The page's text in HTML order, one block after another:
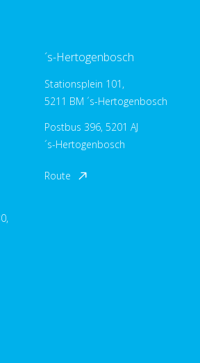
´s-Hertogenbosch
Stationsplein 101,
5211 BM ´s-Hertogenbosch
Postbus 396, 5201 AJ
´s-Hertogenbosch
Route